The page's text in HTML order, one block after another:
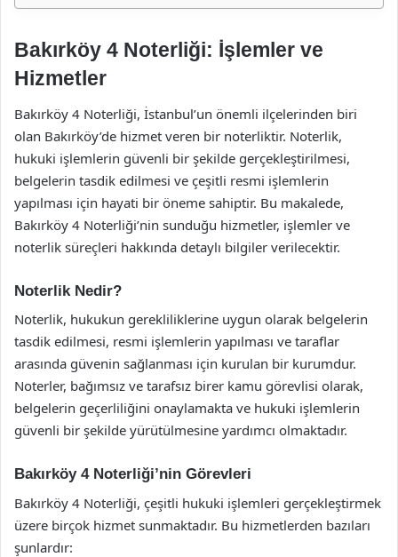
Bakırköy 4 Noterliği: İşlemler ve
Hizmetler
Bakırköy 4 Noterliği, İstanbul’un önemli ilçelerinden biri
olan Bakırköy’de hizmet veren bir noterliktir. Noterlik,
hukuki işlemlerin güvenli bir şekilde gerçekleştirilmesi,
belgelerin tasdik edilmesi ve çeşitli resmi işlemlerin
yapılması için hayati bir öneme sahiptir. Bu makalede,
Bakırköy 4 Noterliği’nin sunduğu hizmetler, işlemler ve
noterlik süreçleri hakkında detaylı bilgiler verilecektir.
Noterlik Nedir?
Noterlik, hukukun gerekliliklerine uygun olarak belgelerin
tasdik edilmesi, resmi işlemlerin yapılması ve taraflar
arasında güvenin sağlanması için kurulan bir kurumdur.
Noterler, bağımsız ve tarafsız birer kamu görevlisi olarak,
belgelerin geçerliliğini onaylamakta ve hukuki işlemlerin
güvenli bir şekilde yürütülmesine yardımcı olmaktadır.
Bakırköy 4 Noterliği’nin Görevleri
Bakırköy 4 Noterliği, çeşitli hukuki işlemleri gerçekleştirmek
üzere birçok hizmet sunmaktadır. Bu hizmetlerden bazıları
şunlardır: